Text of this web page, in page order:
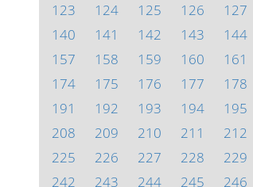
123
124 125 126 127
140
141 142 143 144
157
158 159 160 161
174
175 176 177 178
191
192 193 194 195
208
209 210 211 212
225
226 227 228 229
242
243 244 245 246